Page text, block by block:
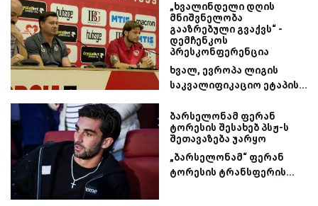
„ხვალინდელი დღის
მნიშვნელობა
გააზრებული გვაქვს“ -
დემჩენკოს
პრესკონფერენცია
ხვალ, ევროპა ლიგის
საკვალიფიკაციო ეტაპის...
ბარსელონამ ფერან
ტორესის შესახებ პსჟ-ს
შეთავაზება უარყო
„ბარსელონამ“ ფერან
ტორესის ტრანსფერის...